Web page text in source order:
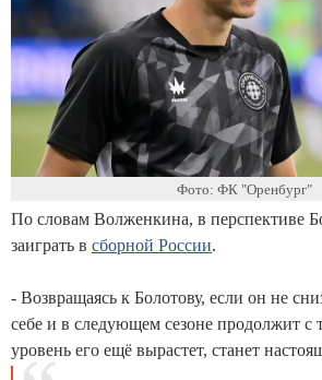
Фото: ФК "Оренбург"
По словам Волженкина, в перспективе
заиграть в сборной России.
- Возвращаясь к Болотову, если он не
себе и в следующем сезоне продолжит с
уровень его ещё вырастет, станет